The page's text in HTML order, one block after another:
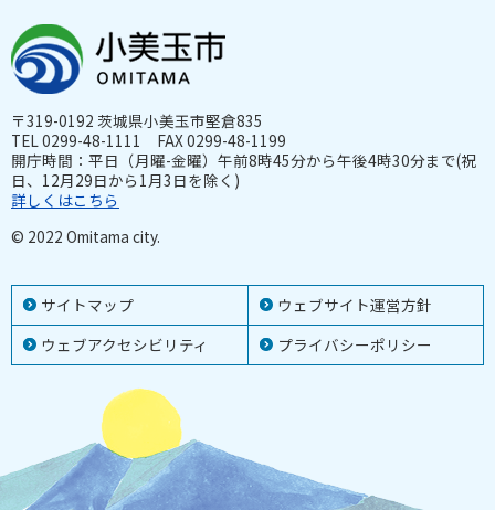
サイトマップ
ウェブサイト運営方針
ウェブアクセシビリティ
プライバシーポリシー
〒319-0192 茨城県小美玉市堅倉835
TEL 0299-48-1111 FAX 0299-48-1199
開庁時間：平日（月曜-金曜）午前8時45分から午後4時30分まで(祝
日、12月29日から1月3日を除く)
詳しくはこちら
© 2022 Omitama city.